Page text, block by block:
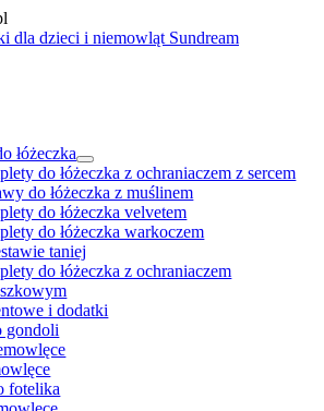
to
łóżeczka
do łóżeczka z ochraniaczem z sercem
do łóżeczka z muślinem
do łóżeczka velvetem
do łóżeczka warkoczem
taniej
do łóżeczka z ochraniaczem
i dodatki
gondoli
fotelika